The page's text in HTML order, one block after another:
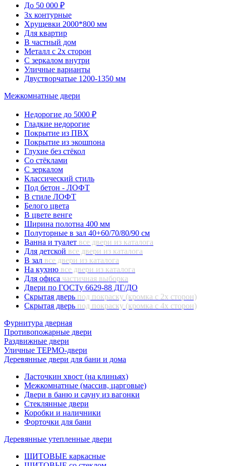
До 50 000 ₽
3х контурные
Хрущевки 2000*800 мм
Для квартир
В частный дом
Металл с 2х сторон
С зеркалом внутри
Уличные варианты
Двустворчатые 1200-1350 мм
Межкомнатные двери
Недорогие до 5000 ₽
Гладкие недорогие
Покрытие из ПВХ
Покрытие из экошпона
Глухие без стёкол
Со стёклами
С зеркалом
Классический стиль
Под бетон - ЛОФТ
В стиле ЛОФТ
Белого цвета
В цвете венге
Ширина полотна 400 мм
Полуторные в зал 40+60/70/80/90 см
Ванна и туалет все двери из каталога
Для детской все двери из каталога
В зал все двери из каталога
На кухню все двери из каталога
Для офиса частичная выборка
Двери по ГОСТу 6629-88 ДГ/ДО
Скрытая дверь под покраску (кромка с 2х сторон)
Скрытая дверь под покраску (кромка с 4х сторон)
Фурнитура дверная
Противопожарные двери
Раздвижные двери
Уличные ТЕРМО-двери
Деревянные двери для бани и дома
Ласточкин хвост (на клиньях)
Межкомнатные (массив, царговые)
Двери в баню и сауну из вагонки
Стеклянные двери
Коробки и наличники
Форточки для бани
Деревянные утепленные двери
ЩИТОВЫЕ каркасные